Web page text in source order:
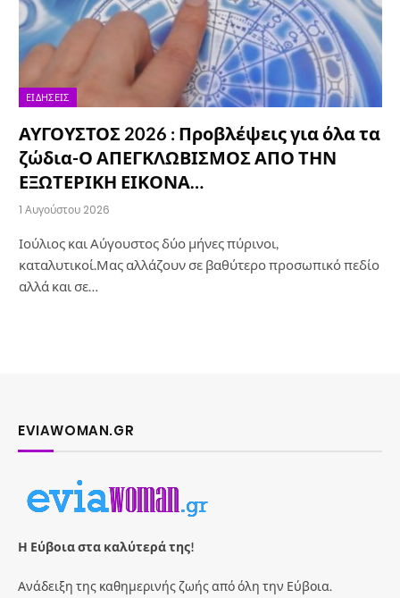
ΕΙΔΉΣΕΙΣ
ΑΥΓΟΥΣΤΟΣ 2026 : Προβλέψεις για όλα τα
ζώδια-Ο ΑΠΕΓΚΛΩΒΙΣΜΟΣ ΑΠΟ ΤΗΝ
ΕΞΩΤΕΡΙΚΗ ΕΙΚΟΝΑ…
1 Αυγούστου 2026
Ιούλιος και Αύγουστος δύο μήνες πύρινοι,
καταλυτικοί.Μας αλλάζουν σε βαθύτερο προσωπικό πεδίο
αλλά και σε…
EVIAWOMAN.GR
Η Εύβοια στα καλύτερά της!
Ανάδειξη της καθημερινής ζωής από όλη την Εύβοια.